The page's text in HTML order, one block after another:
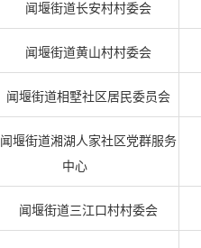
闻堰街道长安村村委会
闻堰街道黄山村村委会
闻堰街道相墅社区居民委员会
闻堰街道湘湖人家社区党群服务
中心
闻堰街道三江口村村委会